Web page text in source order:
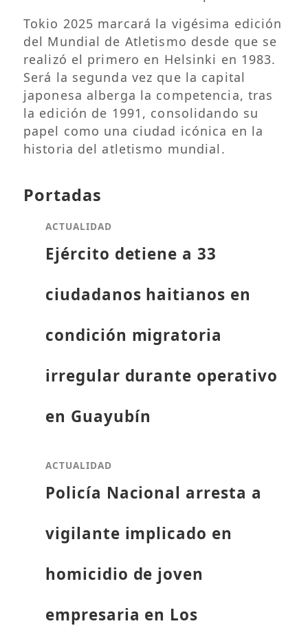
Tokio 2025 marcará la vigésima edición
del Mundial de Atletismo desde que se
realizó el primero en Helsinki en 1983.
Será la segunda vez que la capital
japonesa alberga la competencia, tras
la edición de 1991, consolidando su
papel como una ciudad icónica en la
historia del atletismo mundial.
Portadas
ACTUALIDAD
Ejército detiene a 33
ciudadanos haitianos en
condición migratoria
irregular durante operativo
en Guayubín
ACTUALIDAD
Policía Nacional arresta a
vigilante implicado en
homicidio de joven
empresaria en Los